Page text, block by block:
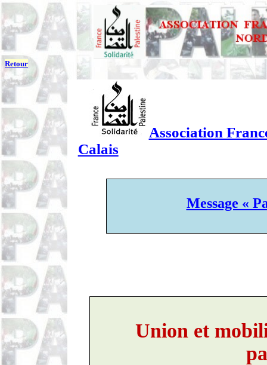
Retour
Association
Calais
Message «
Union et